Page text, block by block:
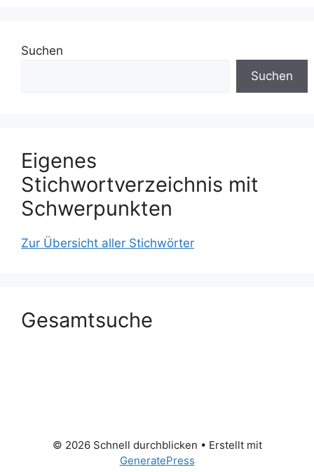
Suchen
Suchen
Eigenes
Stichwortverzeichnis mit
Schwerpunkten
Zur Übersicht aller Stichwörter
Gesamtsuche
© 2026 Schnell durchblicken • Erstellt mit
GeneratePress